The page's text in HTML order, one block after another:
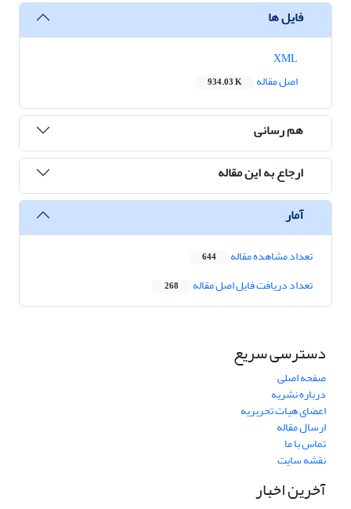
فایل ها
اصل مقاله
934.03 K
هم رسانی
ارجاع به این مقاله
آمار
تعداد مشاهده مقاله 644
تعداد دریافت فایل اصل مقاله 268
دسترسی سریع
صفحه اصلی
درباره نشریه
اعضای هیات تحریریه
ارسال مقاله
تماس با ما
نقشه سایت
آخرین اخبار